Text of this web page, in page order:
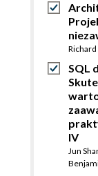
Richard
SQL
IV
Jun